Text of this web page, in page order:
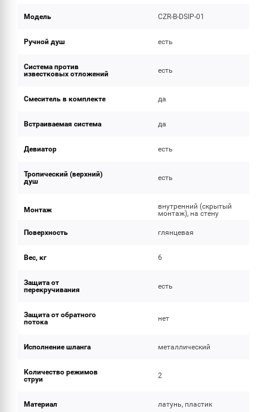
Модель CZR-B-DSIP-01
Ручной душ есть
Система против
известковых отложений
есть
Смеситель в комплекте да
Встраиваемая система да
Девиатор есть
Тропический (верхний)
душ
есть
Монтаж
внутренний (скрытый
монтаж), на стену
Поверхность глянцевая
Вес, кг 6
Защита от
перекручивания
есть
Защита от обратного
потока
нет
Исполнение шланга металлический
Количество режимов
струи
2
Материал латунь, пластик